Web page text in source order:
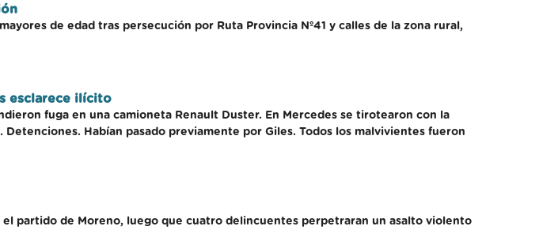
de edad tras persecución por Ruta Provincia Nº41 y calles de la zona rural,
esclarece ilícito
fuga en una camioneta Renault Duster. En Mercedes se tirotearon con la
Habían pasado previamente por Giles. Todos los malvivientes fueron
partido de Moreno, luego que cuatro delincuentes perpetraran un asalto violento